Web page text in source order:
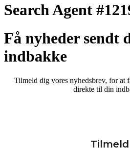
Search Agent
Få nyheder sendt
indbakke
Tilmeld dig vores nyhedsbrev, for at
direkte til din